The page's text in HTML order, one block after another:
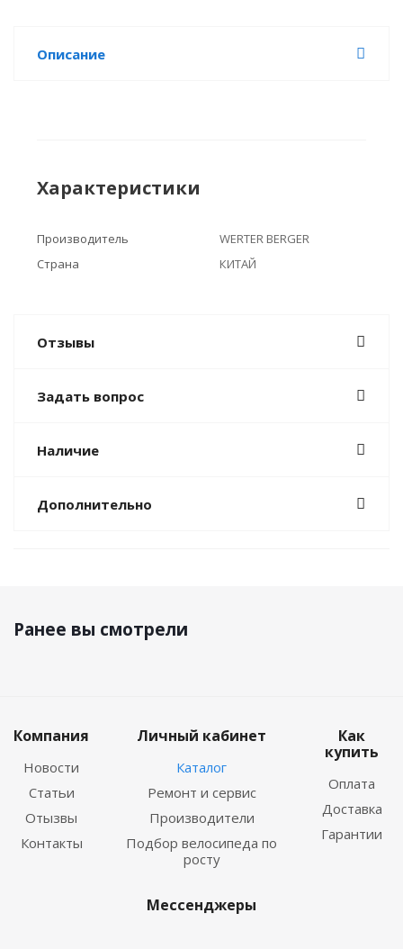
Описание
Характеристики
Производитель
WERTER BERGER
Страна
КИТАЙ
Отзывы
Задать вопрос
Наличие
Дополнительно
Ранее вы смотрели
Компания
Новости
Статьи
Отызвы
Контакты
Личный кабинет
Каталог
Ремонт и сервис
Производители
Подбор велосипеда по
росту
Как
купить
Оплата
Доставка
Гарантии
Мессенджеры